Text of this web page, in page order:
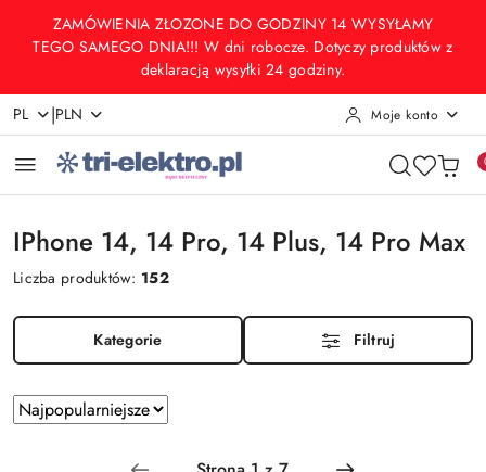
Przejdź do treści głównej
Przejdź do wyszukiwarki
Przejdź do moje konto
Przejdź do menu głównego
Przejdź do stopki
ZAMÓWIENIA ZŁOZONE DO GODZINY 14 WYSYŁAMY
TEGO SAMEGO DNIA!!! W dni robocze. Dotyczy produktów z
deklaracją wysyłki 24 godziny.
PL |PLN Moje konto
IPhone 14, 14 Pro, 14 Plus, 14 Pro Max
Liczba produktów: 152
Kategorie Filtruj
Zastosowano
sortowanie:
Najpopularniejsze.
Sortuj
według